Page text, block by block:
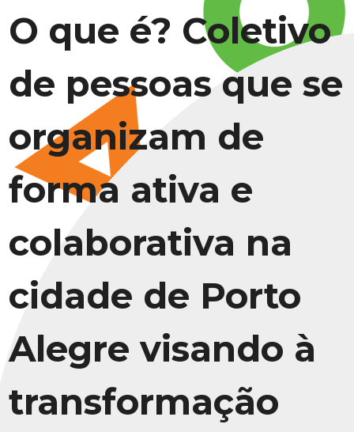
O que é? Coletivo
de pessoas que se
organizam de
forma ativa e
colaborativa na
cidade de Porto
Alegre visando à
transformação